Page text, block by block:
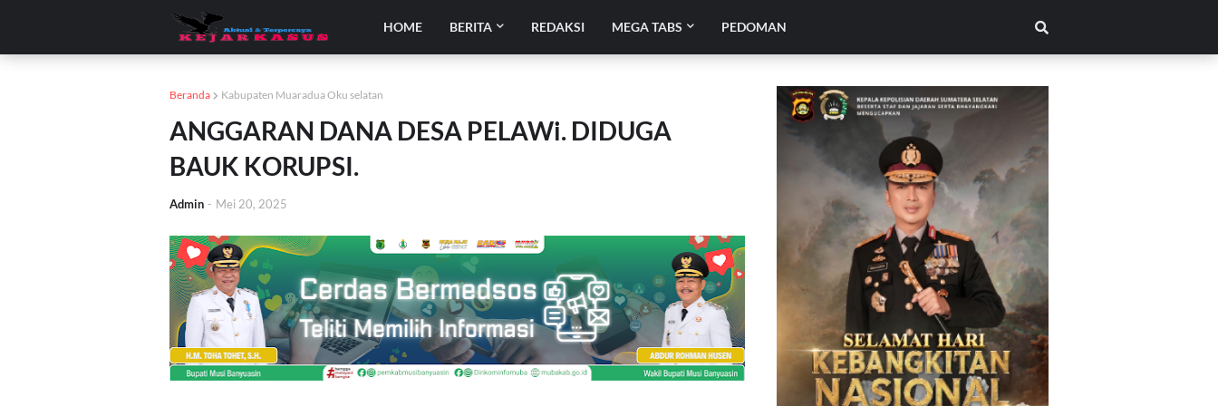
HOME BERITA REDAKSI MEGA TABS PEDOMAN
Beranda Kabupaten Muaradua Oku selatan
ANGGARAN DANA DESA PELAWi. DIDUGA
BAUK KORUPSI.
Admin - Mei 20, 2025